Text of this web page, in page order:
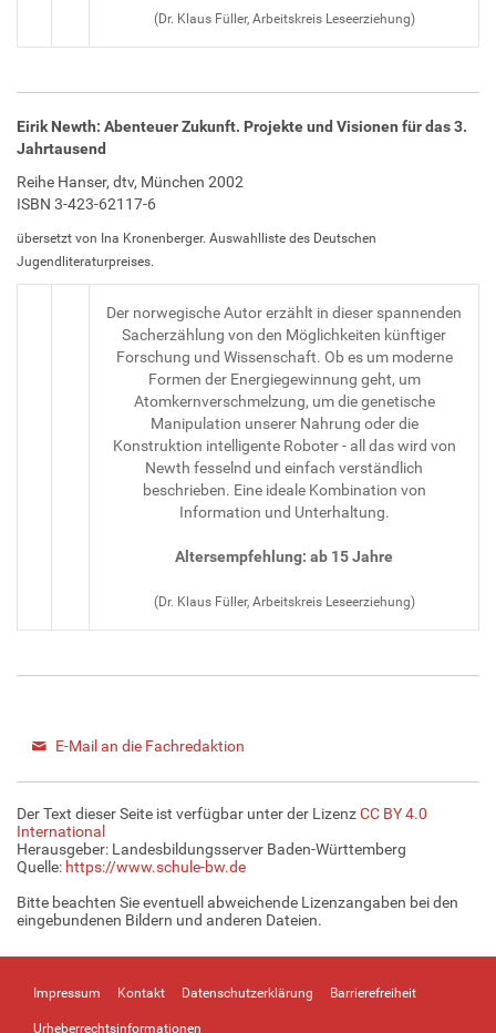
(Dr. Klaus Füller, Arbeitskreis Leseerziehung)
Eirik Newth: Abenteuer Zukunft. Projekte und Visionen für das 3.
Jahrtausend
Reihe Hanser, dtv, München 2002
ISBN 3-423-62117-6
übersetzt von Ina Kronenberger. Auswahlliste des Deutschen
Jugendliteraturpreises.
Der norwegische Autor erzählt in dieser spannenden
Sacherzählung von den Möglichkeiten künftiger
Forschung und Wissenschaft. Ob es um moderne
Formen der Energiegewinnung geht, um
Atomkernverschmelzung, um die genetische
Manipulation unserer Nahrung oder die
Konstruktion intelligente Roboter - all das wird von
Newth fesselnd und einfach verständlich
beschrieben. Eine ideale Kombination von
Information und Unterhaltung.
Altersempfehlung: ab 15 Jahre
(Dr. Klaus Füller, Arbeitskreis Leseerziehung)
E-Mail an die Fachredaktion
Der Text dieser Seite ist verfügbar unter der LizenzCC BY 4.0
International
Herausgeber: Landesbildungsserver Baden-Württemberg
Quelle: https://www.schule-bw.de
Bitte beachten Sie eventuell abweichende Lizenzangaben bei den
eingebundenen Bildern und anderen Dateien.
Impressum Kontakt Datenschutzerklärung Barrierefreiheit
Urheberrechtsinformationen